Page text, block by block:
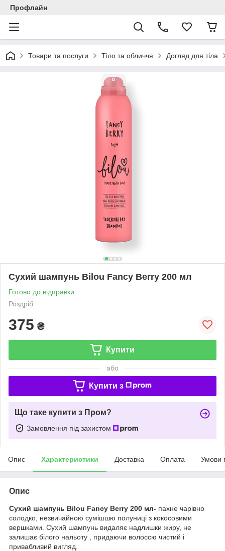
Профлайн
Товари та послуги Тіло та обличчя Догляд для тіла
Сухий шампунь Bilou Fancy Berry 200 мл
Готово до відправки
Роздріб
375 ₴
Купити
або
Купити з
Що таке купити з Пром?
Замовлення під захистом
Опис Характеристики Доставка Оплата Умови
Опис
Сухий шампунь Bilou Fancy Berry 200 мл- пахне чарівно
солодко, незвичайною сумішшю полуниці з кокосовими
вершками. Сухий шампунь видаляє надлишки жиру, не
залишає білого нальоту , придаючи волоссю чистий і
привабливий вигляд.